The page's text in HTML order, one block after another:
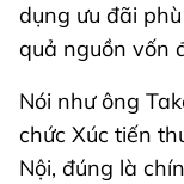
dụng ưu đãi
quả nguồn vốn
Nói như ông
chức Xúc tiến
Nội, đúng là